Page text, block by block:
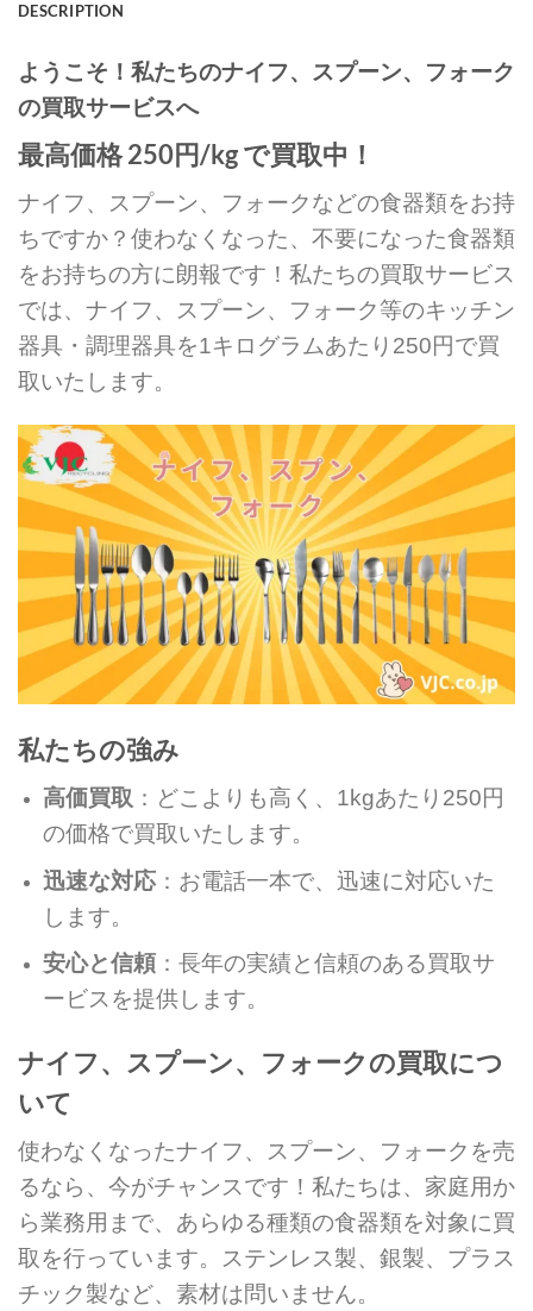
DESCRIPTION
ようこそ！私たちのナイフ、スプーン、フォーク
の買取サービスへ
最高価格 250円/kg で買取中！
ナイフ、スプーン、フォークなどの食器類をお持
ちですか？使わなくなった、不要になった食器類
をお持ちの方に朗報です！私たちの買取サービス
では、ナイフ、スプーン、フォーク等のキッチン
器具・調理器具を1キログラムあたり250円で買
取いたします。
私たちの強み
高価買取 ：どこよりも高く、1kgあたり250円
の価格で買取いたします。
迅速な対応：お電話一本で、迅速に対応いた
します。
安心と信頼：長年の実績と信頼のある買取サ
ービスを提供します。
ナイフ、スプーン、フォークの買取につ
いて
使わなくなったナイフ、スプーン、フォークを売
るなら、今がチャンスです！私たちは、家庭用か
ら業務用まで、あらゆる種類の食器類を対象に買
取を行っています。ステンレス製、銀製、プラス
チック製など、素材は問いません。